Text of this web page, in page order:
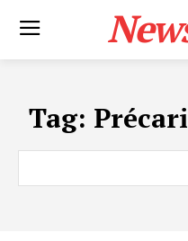
Tag: